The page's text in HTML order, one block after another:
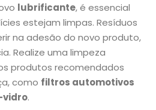
lubrificante, é essencial
estejam limpas. Resíduos
na adesão do novo produto,
Realize uma limpeza
produtos recomendados
como filtros automotivos
vidro.